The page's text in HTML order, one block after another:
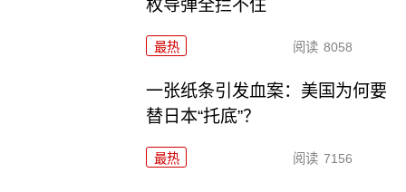
枚导弹全拦不住
最热 阅读 8058
一张纸条引发血案：美国为何要
替日本“托底”？
最热 阅读 7156